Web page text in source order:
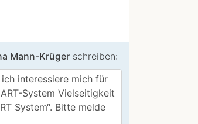
Mann-Krüger schreiben: